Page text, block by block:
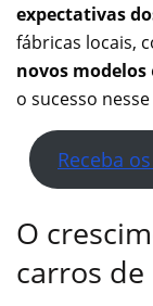
expectativas
fábricas locais,
novos modelos
o sucesso
Receba
O
carros